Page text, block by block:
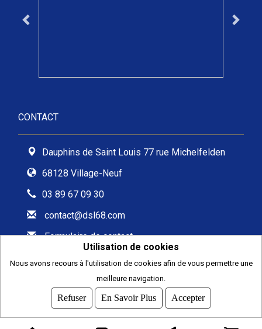
CONTACT
Dauphins de Saint Louis 77 rue Michelfelden
68128 Village-Neuf
03 89 67 09 30
contact@dsl68.com
Formulaire de contact
2026
© COMITI -CGVU
OPTIMISÉ POUR CHROME ET FIREFOX
Utilisation de cookies
Nous avons recours à l'utilisation de cookies afin de vous permettre une
meilleure navigation.
Refuser En Savoir Plus Accepter